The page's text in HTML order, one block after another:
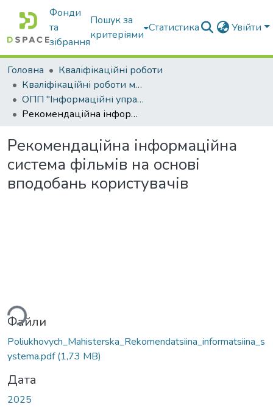
Фонди
та
зібрання
Пошук за
критеріями
Статистика Увійти
Головна
Кваліфікаційні роботи
Кваліфікаційні роботи магістрів
ОПП "Інформаційні управляючі системи та технології"
Рекомендаційна інформаційна система фільмів на основі вподобань користувачів
Рекомендаційна інформаційна
система фільмів на основі
вподобань користувачів
Файли
Poliukhovych_Mahisterska_Rekomendatsiina_informatsiina_s
ystema.pdf(1,73 MB)
Дата
2025